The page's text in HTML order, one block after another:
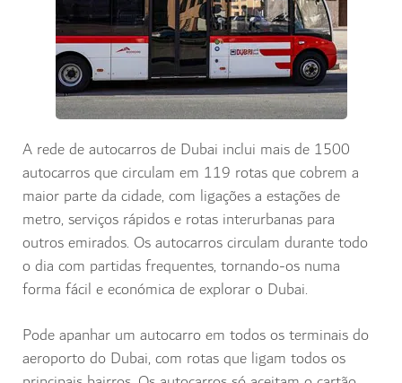
A rede de autocarros de Dubai inclui mais de 1500
autocarros que circulam em 119 rotas que cobrem a
maior parte da cidade, com ligações a estações de
metro, serviços rápidos e rotas interurbanas para
outros emirados. Os autocarros circulam durante todo
o dia com partidas frequentes, tornando-os numa
forma fácil e económica de explorar o Dubai.
Pode apanhar um autocarro em todos os terminais do
aeroporto do Dubai, com rotas que ligam todos os